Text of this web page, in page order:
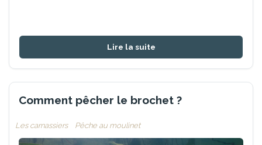
Lire la suite
Comment pêcher le brochet ?
Les carnassiers Pêche au moulinet